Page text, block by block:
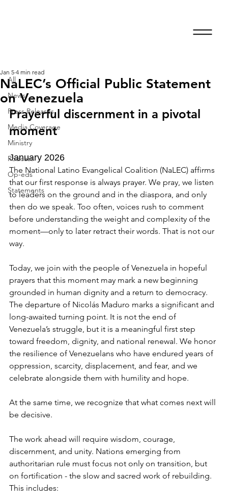
All
News
Press Releases
Media Coverage
Ministry
Podcast
Op-eds
Statements
NaLEC’s Official Public Statement
on Venezuela
Jan 5 4 min read
Prayerful discernment in a pivotal
moment
January 2026
The National Latino Evangelical Coalition (NaLEC) affirms
that our first response is always prayer. We pray, we listen
to leaders on the ground and in the diaspora, and only
then do we speak. Too often, voices rush to comment
before understanding the weight and complexity of the
moment—only to later retract their words. That is not our
way.
Today, we join with the people of Venezuela in hopeful
prayers that this moment may mark a new beginning
grounded in human dignity and a return to democracy.
The departure of Nicolás Maduro marks a significant and
long-awaited turning point. It is not the end of
Venezuela’s struggle, but it is a meaningful first step
toward freedom, dignity, and national renewal. We honor
the resilience of Venezuelans who have endured years of
oppression, scarcity, displacement, and fear, and we
celebrate alongside them with humility and hope.
At the same time, we recognize that what comes next will
be decisive.
The work ahead will require wisdom, courage,
discernment, and unity. Nations emerging from
authoritarian rule must focus not only on transition, but
on fortification - the slow and sacred work of rebuilding.
This includes: